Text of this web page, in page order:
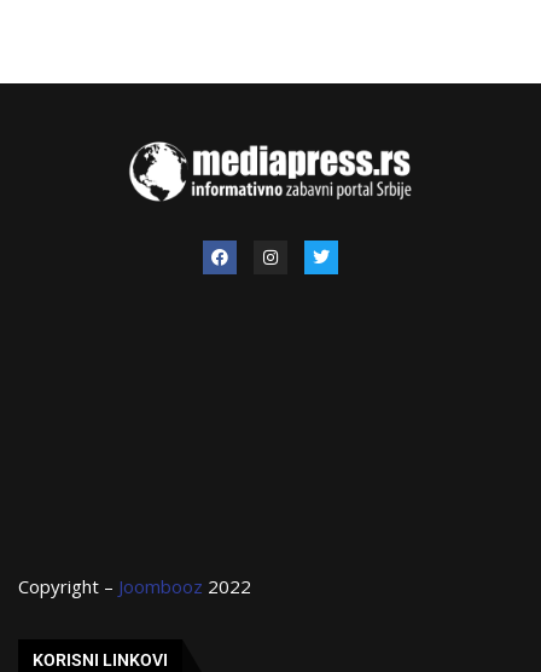
Copyright – Joombooz 2022
KORISNI LINKOVI